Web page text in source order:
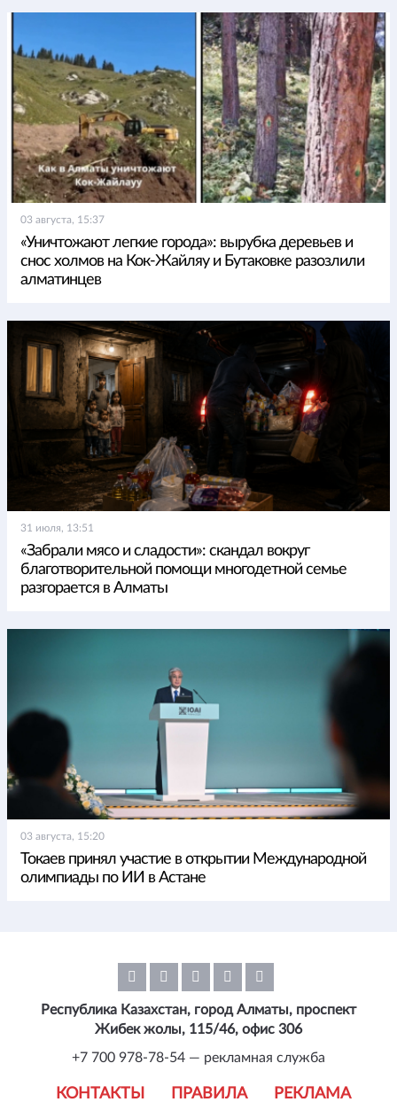
03 августа, 15:37
«Уничтожают легкие города»: вырубка деревьев и
снос холмов на Кок-Жайляу и Бутаковке разозлили
алматинцев
31 июля, 13:51
«Забрали мясо и сладости»: скандал вокруг
благотворительной помощи многодетной семье
разгорается в Алматы
03 августа, 15:20
Токаев принял участие в открытии Международной
олимпиады по ИИ в Астане
КОНТАКТЫ ПРАВИЛА РЕКЛАМА
Республика Казахстан, город Алматы, проспект
Жибек жолы, 115/46, офис 306
+7 700 978-78-54 — рекламная служба